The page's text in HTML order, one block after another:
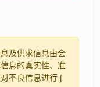
及供求信息由会
息的真实性、准
不良信息进行 [